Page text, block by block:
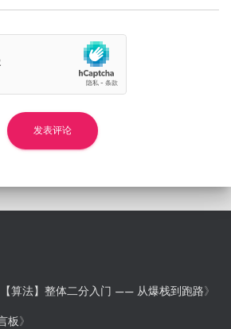
【算法】整体二分入门 —— 从爆栈到跑路》
板》